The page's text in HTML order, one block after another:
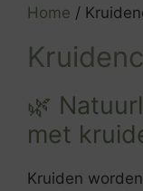
Home /
🌿
met
Kruiden